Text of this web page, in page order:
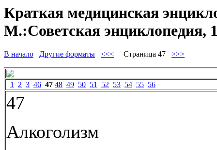
Краткая медицинская
М.:Советская энциклопедия,
В начало Другие форматы <<< Страница 47 >>>
1 2 3 46 47 48 49 50 51 52 53 54 55 56
47
Алкоголизм